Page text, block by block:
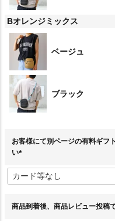
Bオレンジミックス
ベージュ
ブラック
お客様にて別ページの有料ギフ
い
必
須
商品到着後、商品レビュー投稿